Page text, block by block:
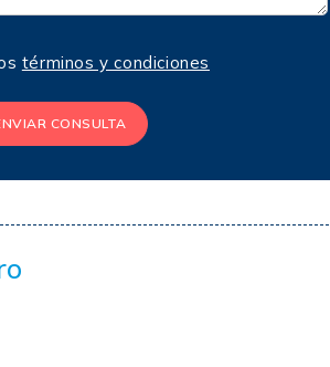
términos y condiciones
CONSULTA